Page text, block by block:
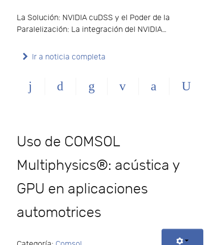
La Solución: NVIDIA cuDSS y el Poder de la
Paralelización: La integración del NVIDIA…
Ir a noticia completa
Uso de COMSOL
Multiphysics®: acústica y
GPU en aplicaciones
automotrices